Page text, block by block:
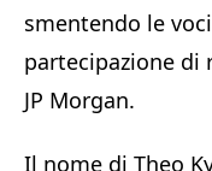
smentendo le
partecipazione di
JP Morgan.
Il nome di Theo